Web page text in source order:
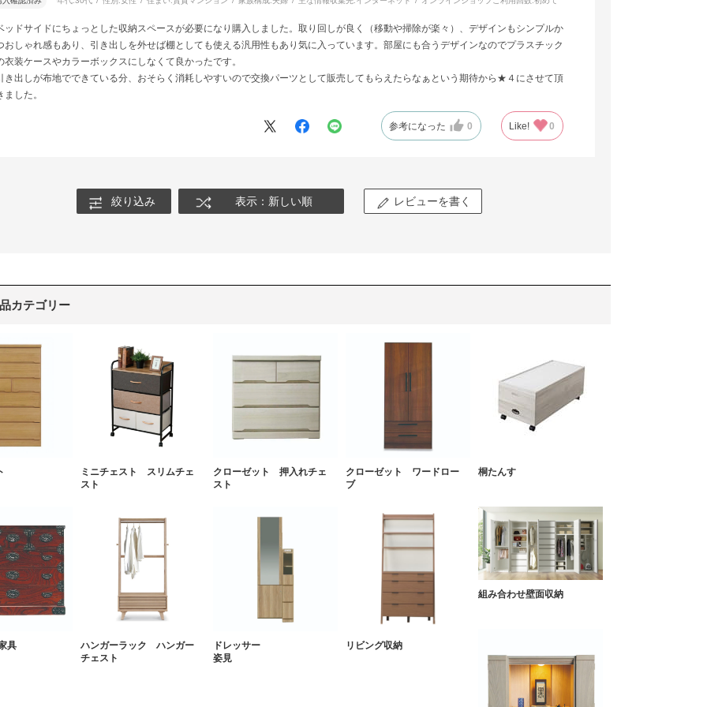
ッドサイドにちょっとした収納スペースが必要になり購入しました。取り回しが良く（移動や掃除が楽々）、デザインもシンプルか
おしゃれ感もあり、引き出しを外せば棚としても使える汎用性もあり気に入っています。部屋にも合うデザインなのでプラスチック
衣装ケースやカラーボックスにしなくて良かったです。
き出しが布地でできている分、おそらく消耗しやすいので交換パーツとして販売してもらえたらなぁという期待から★４にさせて頂
ました。
参考になった 0 Like! 0
絞り込み 表示：新しい順 レビューを書く
カテゴリー
ミニチェスト スリムチェ
スト
クローゼット 押入れチェ
スト
クローゼット ワードロー
ブ
桐たんす
具
ハンガーラック ハンガー
チェスト
ドレッサー
姿見
リビング収納
組み合わせ壁面収納